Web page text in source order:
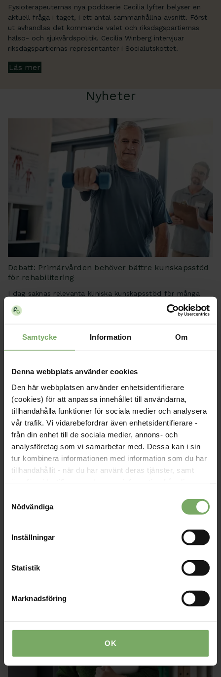
Samtycke Information Om
Denna webbplats använder cookies
Den här webbplatsen använder enhetsidentifierare
(cookies) för att anpassa innehållet till användarna,
tillhandahålla funktioner för sociala medier och analysera
vår trafik. Vi vidarebefordrar även enhetsidentifierare -
från din enhet till de sociala medier, annons- och
analysföretag som vi samarbetar med. Dessa kan i sin
tur kombinera informationen med information som du har
tillhandahållit - när du har använt deras tjänster, samt
området. Du godkänner våra cookies vid fortsatt
Nödvändiga
Inställningar
Statistik
Marknadsföring
OK
Fysioterapeuternas nya poddserie Cecilia lyfter belyser en
aktuell fråga i taget, i ett antal sammanhållna avsnitt. Först
ut avhandlas det kommande valet och riksdagspartiernas
hälso- och sjukvårdspolitik. Cecilia Winberg intervjuar
riksdagspartiernas representanter i Socialutskottet.
Läs mer
Nyheter
Debatt: Primärvården behöver bättre kunskapsstöd
för rehabilitering
I dag saknas relevanta kliniska kunskapsstöd för många
diagnoser och andra är för ospecifika.
Tre nya ledamöter i specialistkommittén
specialistkommittén, som granskar inkomna ansökningar till
specialistutbildningen för fysioterapeuter. Nu har tre nya